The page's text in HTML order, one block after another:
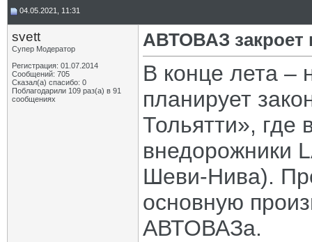
04.05.2021, 11:31
svett
Супер Модератор
Регистрация: 01.07.2014
Сообщений: 705
Сказал(а) спасибо: 0
Поблагодарили 109 раз(а) в 91
сообщениях
АВТОВАЗ закроет
В конце лета –
планирует
Тольятти», где
внедорожники
Шеви-Нива).
основную
АВТОВАЗа.